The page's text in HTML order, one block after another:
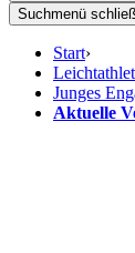
Suchmenü
Start›
Junges
Aktuelle